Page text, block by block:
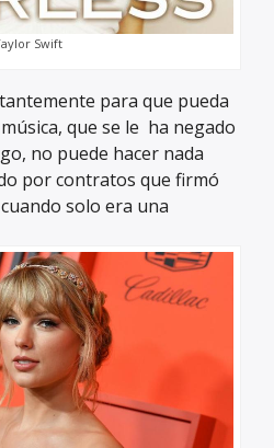
Swift
para que pueda
que se le ha negado
no puede hacer nada
por contratos que firmó
solo era una